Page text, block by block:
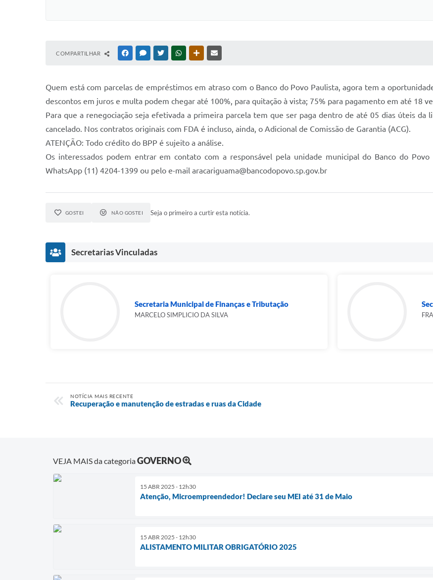
COMPARTILHAR FACEBOOKMESSENGER
TWITTERWHATSAPPOUTRAS MÍDIAS
Quem está com parcelas de empréstimos em atraso com o Banco do Povo Paulista, agora tem a
descontos em juros e multa podem chegar até 100%, para quitação à vista; 75% para pagamento em até 18
Para que a renegociação seja efetivada a primeira parcela tem que ser paga dentro de até 05 dias úteis da
cancelado. Nos contratos originais com FDA é incluso, ainda, o Adicional de Comissão de Garantia (ACG).
ATENÇÃO: Todo crédito do BPP é sujeito a análise.
Os interessados podem entrar em contato com a responsável pela unidade municipal do Banco do Povo
WhatsApp (11) 4204-1399 ou pelo e-mail aracariguama@bancodopovo.sp.gov.br
GOSTEI NÃO GOSTEI Seja o primeiro a curtir esta notícia.
Secretarias Vinculadas
Secretaria Municipal de Finanças e Tributação
MARCELO SIMPLICIO DA SILVA
NOTÍCIA MAIS RECENTE
Recuperação e manutenção de estradas e ruas da Cidade
VEJA MAIS da categoriaGOVERNO
15 ABR 2025 - 12h30
Atenção, Microempreendedor! Declare seu MEI até 31 de Maio
15 ABR 2025 - 12h30
ALISTAMENTO MILITAR OBRIGATÓRIO 2025